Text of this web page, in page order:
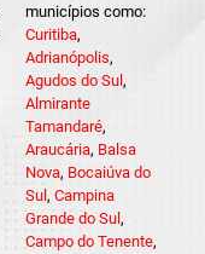
municípios como:
Curitiba,
Adrianópolis,
Agudos do Sul ,
Almirante
Tamandaré,
Araucária, Balsa
Nova, Bocaiúva do
Sul , Campina
Grande do Sul ,
Campo do Tenente,